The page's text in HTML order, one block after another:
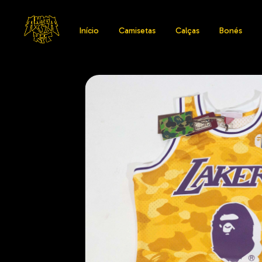
Início Camisetas Calças Bonés